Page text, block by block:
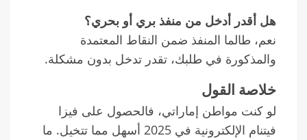
هل أقدر أدخل من منفذ بري أو بحري؟
نعم، طالما المنفذ ضمن النقاط المعتمدة
والمذكورة في طلبك، تقدر تدخل بدون مشكلة.
خلاصة القول
لو كنت مواطن إماراتي، فالحصول على فيزا
فيتنام الإلكترونية في 2025 أسهل مما تتخيل. ما